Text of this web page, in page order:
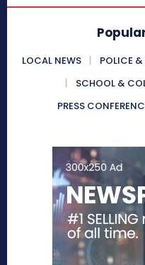
LOCAL NEWS POLICE &
SCHOOL &
PRESS